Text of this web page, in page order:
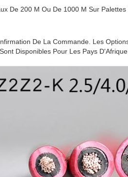
De 200 M Ou De 1000 M Sur Palettes
De La Commande. Les
Disponibles Pour Les Pays